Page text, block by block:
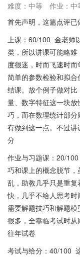
难度：中等
作业：中
首先声明，这篇点评
上课：60/100 金老师
类，所以讲课可能略
度很迷，时而飞速时
简单的参数检验和拟
结课。放个例子做对
量、数字特征这一块
巧，而在数理统计部
有做到这一点。不过
分
作业与习题课：20/
巧和课上的概念脱节
乱，助教几乎只是重
快，几乎不给人思考
需要解题技巧和解题
很多，全靠临考试时
往年试卷
考试与给分：40/100